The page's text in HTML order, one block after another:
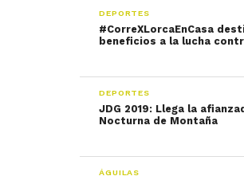
DEPORTES
#CorreXLorcaEnCasa
beneficios a la lucha
DEPORTES
JDG 2019: Llega la
Nocturna de Montaña
ÁGUILAS